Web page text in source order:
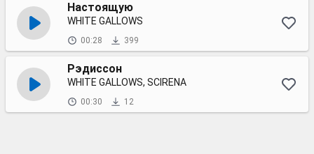
Настоящую
WHITE GALLOWS
00:28 399
Рэдиссон
WHITE GALLOWS, SCIRENA
00:30 12